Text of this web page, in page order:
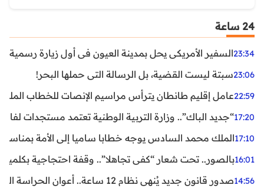
24 ساعة
23:34السفير الأمريكي يحل بمدينة العيون في أول زيارة رسمية
23:06سبتة ليست القضية، بل الرسالة التي حملها البحر!
22:59عامل إقليم طانطان يترأس مراسيم الإنصات للخطاب
17:20“جديد الباك”.. وزارة التربية الوطنية تعتمد مستجدات
17:10الملك محمد السادس يوجه خطابا ساميا إلى الأمة بمناسبة الذكرى الـ27
16:01بالصور.. تحت شعار “كفى تجاهلا”.. وقفة احتجاجية بكلميم
14:56صدور قانون جديد يُنهي نظام 12 ساعة.. أعوان الحراسة الخاصة يستفيدون من المدة القانونية للشغل